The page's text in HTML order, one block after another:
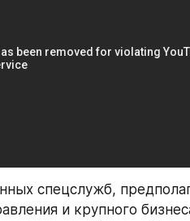
спецслужб,
и крупного